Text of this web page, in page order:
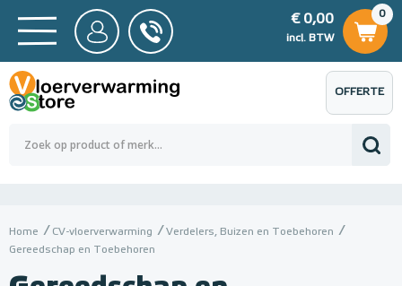
BTW
0,00
0
€ 0,00
incl. BTW
€ 0,00
OFFERTE
AANVRAGEN
Home CV-vloerverwarming
Verdelers, Buizen en Toebehoren
Gereedschap en Toebehoren